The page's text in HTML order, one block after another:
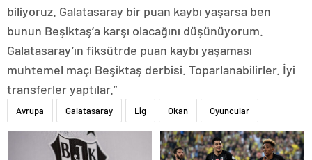
biliyoruz. Galatasaray bir puan kaybı yaşarsa ben
bunun Beşiktaş’a karşı olacağını düşünüyorum.
Galatasaray’ın fiksütrde puan kaybı yaşaması
muhtemel maçı Beşiktaş derbisi. Toparlanabilirler. İyi
transferler yaptılar.”
Avrupa Galatasaray Lig Okan Oyuncular